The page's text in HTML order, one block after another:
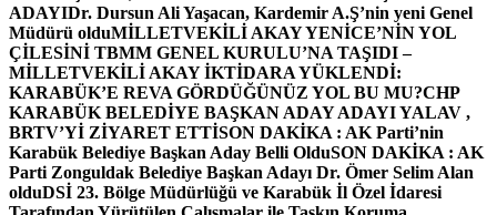
ADAYIDr. Dursun Ali Yaşacan, Kardemir A.Ş’nin yeni Genel
Müdürü olduMİLLETVEKİLİ AKAY YENİCE’NİN YOL
ÇİLESİNİ TBMM GENEL KURULU’NA TAŞIDI –
MİLLETVEKİLİ AKAY İKTİDARA YÜKLENDİ:
KARABÜK’E REVA GÖRDÜĞÜNÜZ YOL BU MU?CHP
KARABÜK BELEDİYE BAŞKAN ADAY ADAYI YALAV ,
BRTV’Yİ ZİYARET ETTİSON DAKİKA : AK Parti’nin
Karabük Belediye Başkan Aday Belli OlduSON DAKİKA : AK
Parti Zonguldak Belediye Başkan Adayı Dr. Ömer Selim Alan
olduDSİ 23. Bölge Müdürlüğü ve Karabük İl Özel İdaresi